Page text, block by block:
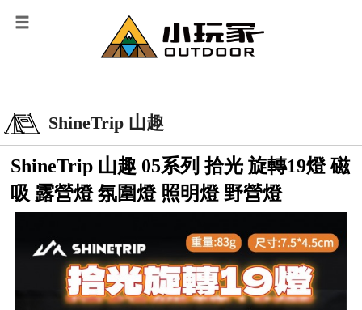
ShineTrip 山趣
ShineTrip 山趣 05系列 拾光 旋轉19燈 磁
吸 露營燈 氛圍燈 照明燈 野營燈